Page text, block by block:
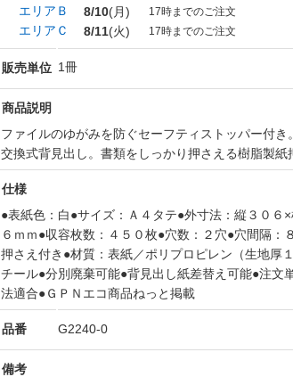
エリアＢ 8/10(月) 17時までのご注文
エリアＣ 8/11(火) 17時までのご注文
販売単位 1冊
商品説明
ファイルのゆがみを防ぐセーフティストッパー付き
交換式背見出し。書類をしっかり押さえる樹脂製紙
仕様
●表紙色：白●サイズ：Ａ４タテ●外寸法：縦３０６
６ｍｍ●収容枚数：４５０枚●穴数：２穴●穴間隔：
押さえ付き●材質：表紙／ポリプロピレン（生地厚
チール●分別廃棄可能●背見出し紙差替え可能●注文
法適合●ＧＰＮエコ商品ねっと掲載
品番 G2240-0
備考